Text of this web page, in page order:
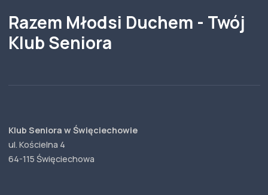
Razem Młodsi Duchem - Twój
Klub Seniora
Klub Seniora w Święciechowie
ul. Kościelna 4
64-115 Święciechowa